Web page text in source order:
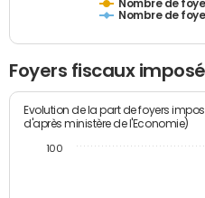
Nombre de
Nombre de
Foyers fiscaux
Evolution de la part de foyers
d'après ministère de l'Economie)
100